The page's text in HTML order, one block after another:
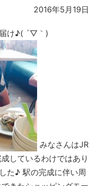
2016年5月19日
け♪( ´▽｀)
みなさんはJR
しているわけではあり
た♪ 駅の完成に伴い周